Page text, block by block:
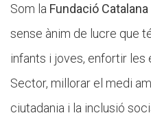
Som la Fundació
sense ànim de lucre que
infants i joves, enfortir
Sector, millorar el medi
ciutadania i la inclusió